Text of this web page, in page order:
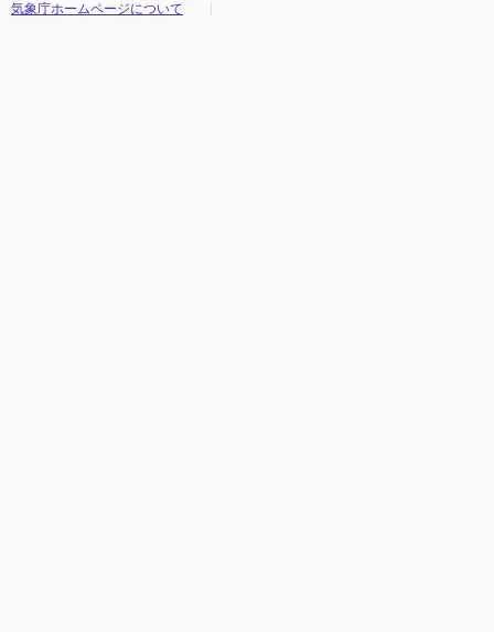
気象庁ホームページについて